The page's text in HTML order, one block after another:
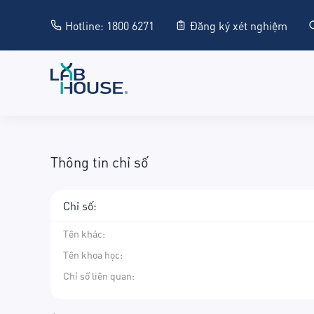
Hotline: 1800 6271 Đăng ký xét nghiệm
Thông tin chỉ số
Chỉ số:
Tên khác:
Tên khoa học:
Chỉ số liên quan: